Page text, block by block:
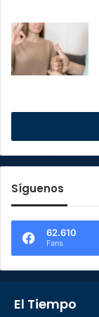
Síguenos
62.610
Fans
El Tiempo